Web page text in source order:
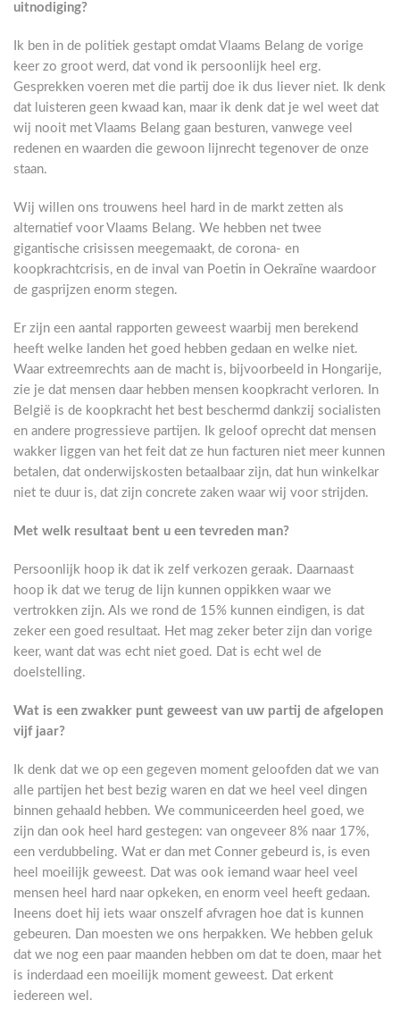
uitnodiging?
Ik ben in de politiek gestapt omdat Vlaams Belang de vorige
keer zo groot werd, dat vond ik persoonlijk heel erg.
Gesprekken voeren met die partij doe ik dus liever niet. Ik denk
dat luisteren geen kwaad kan, maar ik denk dat je wel weet dat
wij nooit met Vlaams Belang gaan besturen, vanwege veel
redenen en waarden die gewoon lijnrecht tegenover de onze
staan.
Wij willen ons trouwens heel hard in de markt zetten als
alternatief voor Vlaams Belang. We hebben net twee
gigantische crisissen meegemaakt, de corona- en
koopkrachtcrisis, en de inval van Poetin in Oekraïne waardoor
de gasprijzen enorm stegen.
Er zijn een aantal rapporten geweest waarbij men berekend
heeft welke landen het goed hebben gedaan en welke niet.
Waar extreemrechts aan de macht is, bijvoorbeeld in Hongarije,
zie je dat mensen daar hebben mensen koopkracht verloren. In
België is de koopkracht het best beschermd dankzij socialisten
en andere progressieve partijen. Ik geloof oprecht dat mensen
wakker liggen van het feit dat ze hun facturen niet meer kunnen
betalen, dat onderwijskosten betaalbaar zijn, dat hun winkelkar
niet te duur is, dat zijn concrete zaken waar wij voor strijden.
Met welk resultaat bent u een tevreden man?
Persoonlijk hoop ik dat ik zelf verkozen geraak. Daarnaast
hoop ik dat we terug de lijn kunnen oppikken waar we
vertrokken zijn. Als we rond de 15% kunnen eindigen, is dat
zeker een goed resultaat. Het mag zeker beter zijn dan vorige
keer, want dat was echt niet goed. Dat is echt wel de
doelstelling.
Wat is een zwakker punt geweest van uw partij de afgelopen
vijf jaar?
Ik denk dat we op een gegeven moment geloofden dat we van
alle partijen het best bezig waren en dat we heel veel dingen
binnen gehaald hebben. We communiceerden heel goed, we
zijn dan ook heel hard gestegen: van ongeveer 8% naar 17%,
een verdubbeling. Wat er dan met Conner gebeurd is, is even
heel moeilijk geweest. Dat was ook iemand waar heel veel
mensen heel hard naar opkeken, en enorm veel heeft gedaan.
Ineens doet hij iets waar onszelf afvragen hoe dat is kunnen
gebeuren. Dan moesten we ons herpakken. We hebben geluk
dat we nog een paar maanden hebben om dat te doen, maar het
is inderdaad een moeilijk moment geweest. Dat erkent
iedereen wel.